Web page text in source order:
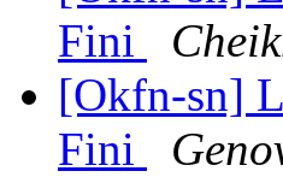
Fini
[Okfn-sn]
Fini